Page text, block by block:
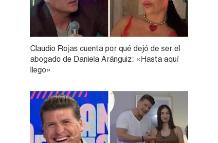
Claudio Rojas cuenta por qué dejó de ser el
abogado de Daniela Aránguiz: «Hasta aquí
llego»